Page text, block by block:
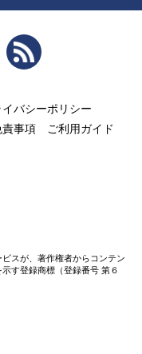
イバシーポリシー
責事項
ご利用ガイド
スが、著作権者からコンテン
す登録商標（登録番号 第６